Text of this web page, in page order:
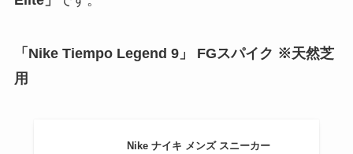
「Nike Tiempo Legend 9」 FGスパイク ※天然芝
用
Nike ナイキ メンズ スニーカー